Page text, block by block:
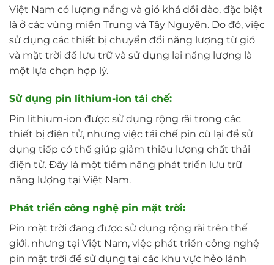
Việt Nam có lượng nắng và gió khá dồi dào, đặc biệt
là ở các vùng miền Trung và Tây Nguyên. Do đó, việc
sử dụng các thiết bị chuyển đổi năng lượng từ gió
và mặt trời để lưu trữ và sử dụng lại năng lượng là
một lựa chọn hợp lý.
Sử dụng pin lithium-ion tái chế:
Pin lithium-ion được sử dụng rộng rãi trong các
thiết bị điện tử, nhưng việc tái chế pin cũ lại để sử
dụng tiếp có thể giúp giảm thiểu lượng chất thải
điện tử. Đây là một tiềm năng phát triển lưu trữ
năng lượng tại Việt Nam.
Phát triển công nghệ pin mặt trời:
Pin mặt trời đang được sử dụng rộng rãi trên thế
giới, nhưng tại Việt Nam, việc phát triển công nghệ
pin mặt trời để sử dụng tại các khu vực hẻo lánh